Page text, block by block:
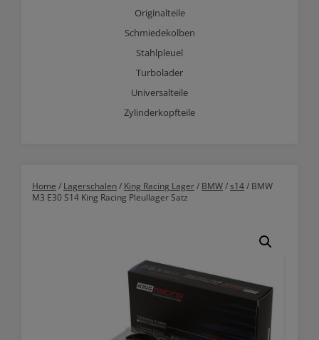
Originalteile
Schmiedekolben
Stahlpleuel
Turbolader
Universalteile
Zylinderkopfteile
Home / Lagerschalen/ King Racing Lager/ BMW/s14/ BMW
M3 E30 S14 King Racing Pleullager Satz